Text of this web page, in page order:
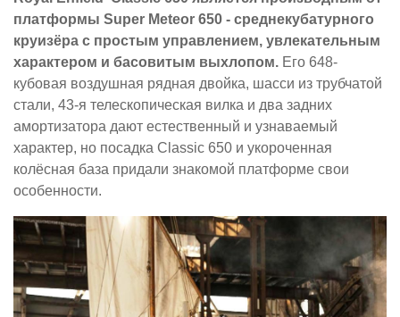
платформы Super Meteor 650 - среднекубатурного
круизёра с простым управлением, увлекательным
характером и басовитым выхлопом. Его 648-
кубовая воздушная рядная двойка, шасси из трубчатой
стали, 43-я телескопическая вилка и два задних
амортизатора дают естественный и узнаваемый
характер, но посадка Classic 650 и укороченная
колёсная база придали знакомой платформе свои
особенности.